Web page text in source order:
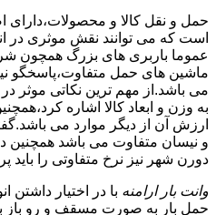
حمل و نقل کالا و محصولات،دارای
است که می توانند نقش موثری در
عموما باربری های بزرگ همچون
ماشین های حمل متفاوت،پاسخگو
می باشد.از مهم ترین نکاتی موثر
به وزن و ابعاد کالا اشاره
ارزش آن از دیگر موارد می
و نیسان متفاوت می باشد همچنین
دورن شهر نیز نرخ متفاوتی را باید
وانت بار ارامنه با در اختیار
حمل بار به صورت مسقف و رو باز